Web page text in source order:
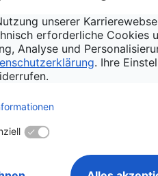
statistiken/elektro-
für die Inhalte externer